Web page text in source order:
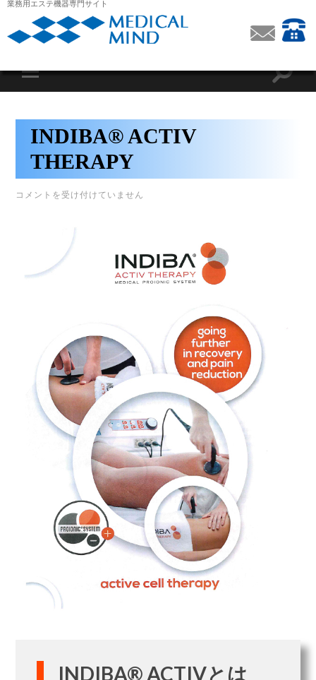
業務用エステ機器専門サイト
INDIBA® ACTIV
THERAPY
INDIBA®
コメントを受け付けていません
INDIBA® ACTIVとは